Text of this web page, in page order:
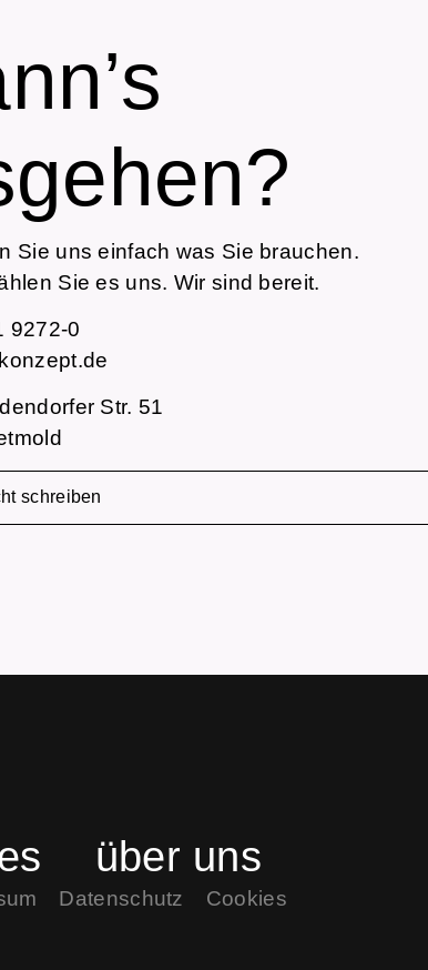
Sie uns einfach was Sie brauchen.
Sie es uns. Wir sind bereit.
9272-0
Str. 51
schreiben
über uns
Datenschutz Cookies